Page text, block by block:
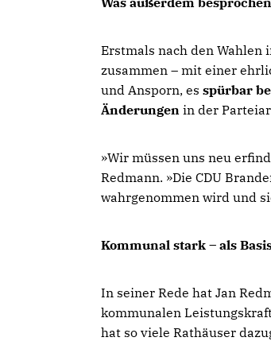
Erstmals nach den Wahlen
zusammen – mit einer
und Ansporn, es spürbar
Änderungen in der
»Wir müssen uns neu
Redmann. »Die CDU
wahrgenommen wird und
Kommunal stark – als
In seiner Rede hat Jan
kommunalen
hat so viele Rathäuser